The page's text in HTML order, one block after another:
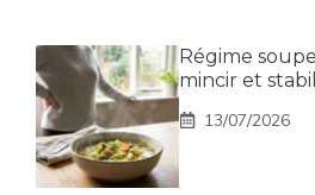
Régime
mincir et
13/07/2026